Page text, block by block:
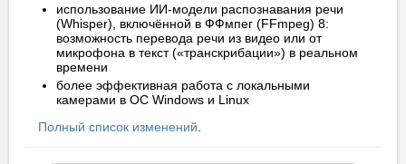
использование ИИ-модели распознавания речи
(Whisper), включённой в ФФмпег (FFmpeg) 8:
возможность перевода речи из видео или от
микрофона в текст («транскрибации») в реальном
времени
более эффективная работа с локальными
камерами в ОС Windows и Linux
Полный список изменений